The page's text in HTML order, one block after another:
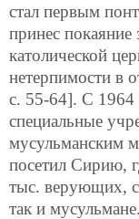
стал первым
принес покаяние
католической
нетерпимости в
с. 55-64]. С 1964
специальные
мусульманским
посетил Сирию,
тыс. верующих,
так и